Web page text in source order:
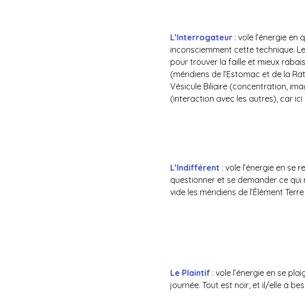
L’Interrogateur : vole l’énergie
inconsciemment cette technique.
pour trouver la faille et mieux
(méridiens de l’Estomac et de la
Vésicule Biliaire (concentration,
(interaction avec les autres), car
L’Indifférent : vole l’énergie en se
questionner et se demander ce
vide les méridiens de l’Élément
Le Plaintif : vole l’énergie en se
journée. Tout est noir, et il/elle a